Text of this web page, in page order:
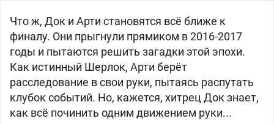
Что ж, Док и Арти становятся всё ближе к
финалу. Они прыгнули прямиком в 2016-2017
годы и пытаются решить загадки этой эпохи.
Как истинный Шерлок, Арти берёт
расследование в свои руки, пытаясь распутать
клубок событий. Но, кажется, хитрец Док знает,
как всё починить одним движением руки...